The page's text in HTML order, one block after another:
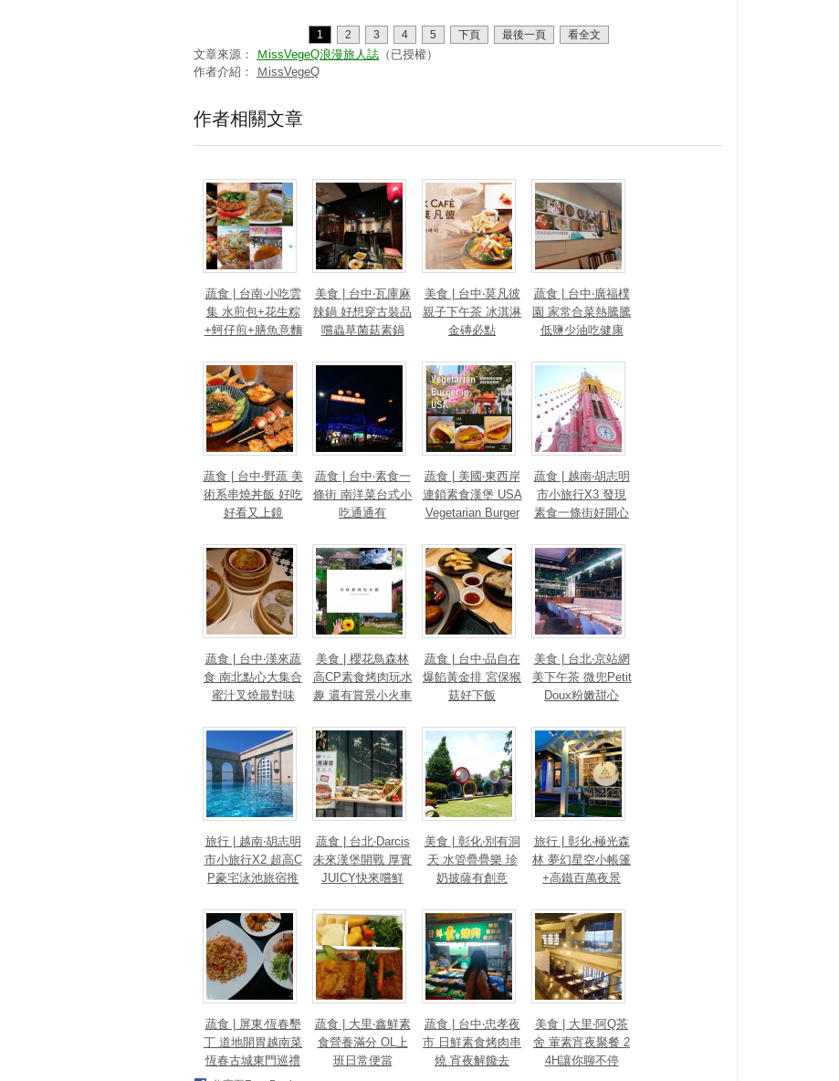
1 2 3 4 5 下頁 最後一頁 看全文
文章來源： ＭissVegeQ浪漫旅人誌 （已授權）
作者介紹：
ＭissVegeQ
作者相關文章
蔬食 | 台南‧小吃雲
集 水煎包+花生粽
+蚵仔煎+膳魚意麵
美食 | 台中‧瓦庫麻
辣鍋 好想穿古裝品
嚐蟲草菌菇素鍋
美食 | 台中‧莫凡彼
親子下午茶 冰淇淋
金磚必點
蔬食 | 台中‧廣福樸
園 家常合菜熱騰騰
低鹽少油吃健康
蔬食 | 台中‧野蔬 美
術系串燒丼飯 好吃
好看又上鏡
蔬食 | 台中‧素食一
條街 南洋菜台式小
吃通通有
蔬食 | 美國‧東西岸
連鎖素食漢堡 USA
Vegetarian Burger
蔬食 | 越南‧胡志明
市小旅行X3 發現
素食一條街好開心
蔬食 | 台中‧漢來蔬
食 南北點心大集合
蜜汁叉燒最對味
美食 | 櫻花鳥森林
高CP素食烤肉玩水
趣 還有賞景小火車
蔬食 | 台中‧品自在
爆餡黃金排 宮保猴
菇好下飯
美食 | 台北‧京站網
美下午茶 微兜Petit
Doux粉嫩甜心
旅行 | 越南‧胡志明
市小旅行X2 超高C
P豪宅泳池旅宿推
蔬食 | 台北‧Darcis
未來漢堡開戰 厚實
JUICY快來嚐鮮
美食 | 彰化‧別有洞
天 水管疊疊樂 珍
奶披薩有創意
旅行 | 彰化‧極光森
林 夢幻星空小帳篷
+高鐵百萬夜景
蔬食 | 屏東‧恆春墾
丁 道地開胃越南菜
恆春古城東門巡禮
蔬食 | 大里‧鑫鮮素
食營養滿分 OL上
班日常便當
蔬食 | 台中‧忠孝夜
市 日鮮素食烤肉串
燒 宵夜解饞去
美食 | 大里‧阿Q茶
舍 葷素宵夜聚餐 2
4H讓你聊不停